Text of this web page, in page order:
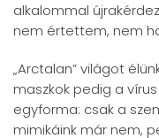
alkalommal
nem értettem, nem
„Arctalan” világot
maszkok pedig a
egyforma: csak a
mimikáink már nem,